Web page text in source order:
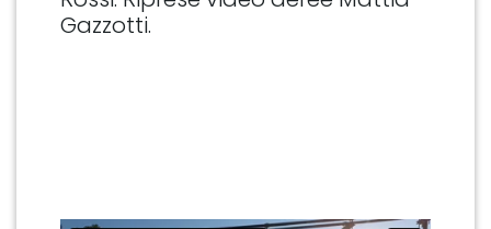
Gazzotti.